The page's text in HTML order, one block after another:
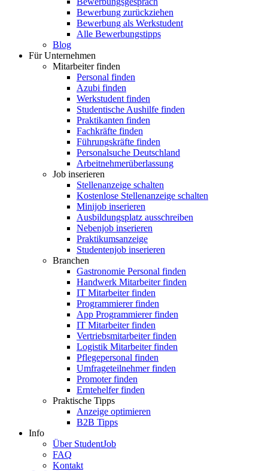
Bewerbung zurückziehen
Bewerbung als Werkstudent
Alle Bewerbungstipps
Blog
Für Unternehmen
Mitarbeiter finden
Personal finden
Azubi finden
Werkstudent finden
Studentische Aushilfe finden
Praktikanten finden
Fachkräfte finden
Führungskräfte finden
Personalsuche Deutschland
Arbeitnehmerüberlassung
Job inserieren
Stellenanzeige schalten
Kostenlose Stellenanzeige schalten
Minijob inserieren
Ausbildungsplatz ausschreiben
Nebenjob inserieren
Praktikumsanzeige
Studentenjob inserieren
Branchen
Gastronomie Personal finden
Handwerk Mitarbeiter finden
IT Mitarbeiter finden
Programmierer finden
App Programmierer finden
IT Mitarbeiter finden
Vertriebsmitarbeiter finden
Logistik Mitarbeiter finden
Pflegepersonal finden
Umfrageteilnehmer finden
Promoter finden
Erntehelfer finden
Praktische Tipps
Anzeige optimieren
B2B Tipps
Info
Über StudentJob
FAQ
Kontakt